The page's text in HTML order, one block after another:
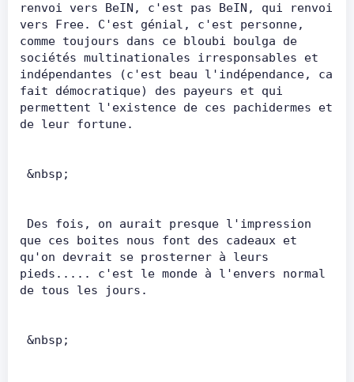
renvoi vers BeIN, c'est pas BeIN, qui renvoi
vers Free. C'est génial, c'est personne,
comme toujours dans ce bloubi boulga de
sociétés multinationales irresponsables et
indépendantes (c'est beau l'indépendance, ca
fait démocratique) des payeurs et qui
permettent l'existence de ces pachidermes et
de leur fortune.
&nbsp;
que ces boites nous font des cadeaux et
qu'on devrait se prosterner à leurs
pieds..... c'est le monde à l'envers normal
de tous les jours.
&nbsp;